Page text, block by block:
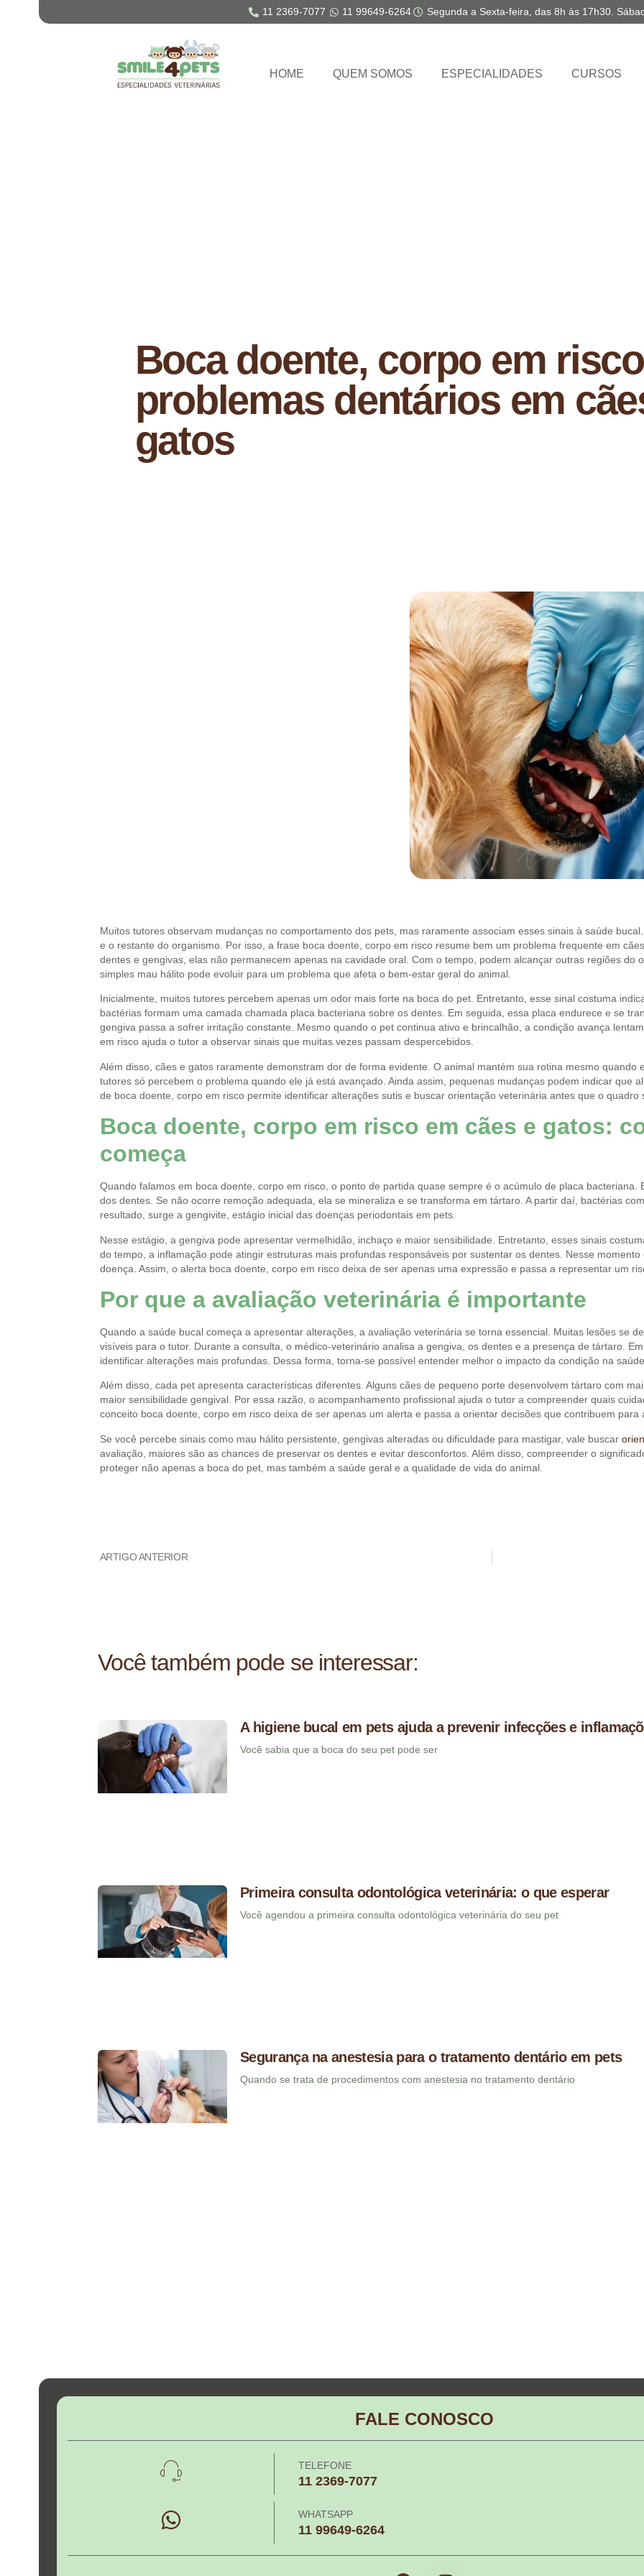
11 2369-7077 11 99649-6264 Segunda a Sexta-feira, das 8h às 17h30.
HOME QUEM SOMOS ESPECIALIDADES CURSOS
Boca doente, corpo em
problemas dentários em
gatos
Muitos tutores observam mudanças no comportamento dos pets, mas raramente associam esses sinais à saúde
e o restante do organismo. Por isso, a frase boca doente, corpo em risco resume bem um problema frequente em
dentes e gengivas, elas não permanecem apenas na cavidade oral. Com o tempo, podem alcançar outras regiões do
simples mau hálito pode evoluir para um problema que afeta o bem-estar geral do animal.
Inicialmente, muitos tutores percebem apenas um odor mais forte na boca do pet. Entretanto, esse sinal costuma
bactérias formam uma camada chamada placa bacteriana sobre os dentes. Em seguida, essa placa endurece e se
gengiva passa a sofrer irritação constante. Mesmo quando o pet continua ativo e brincalhão, a condição avança
em risco ajuda o tutor a observar sinais que muitas vezes passam despercebidos.
Além disso, cães e gatos raramente demonstram dor de forma evidente. O animal mantém sua rotina mesmo quando
tutores só percebem o problema quando ele já está avançado. Ainda assim, pequenas mudanças podem indicar que
de boca doente, corpo em risco permite identificar alterações sutis e buscar orientação veterinária antes que o quadro
Boca doente, corpo em risco em cães e gatos:
começa
Quando falamos em boca doente, corpo em risco, o ponto de partida quase sempre é o acúmulo de placa
dos dentes. Se não ocorre remoção adequada, ela se mineraliza e se transforma em tártaro. A partir daí, bactérias
resultado, surge a gengivite, estágio inicial das doenças periodontais em pets.
Nesse estágio, a gengiva pode apresentar vermelhidão, inchaço e maior sensibilidade. Entretanto, esses sinais
do tempo, a inflamação pode atingir estruturas mais profundas responsáveis por sustentar os dentes. Nesse
doença. Assim, o alerta boca doente, corpo em risco deixa de ser apenas uma expressão e passa a representar um
Por que a avaliação veterinária é importante
Quando a saúde bucal começa a apresentar alterações, a avaliação veterinária se torna essencial. Muitas lesões se
visíveis para o tutor. Durante a consulta, o médico-veterinário analisa a gengiva, os dentes e a presença de tártaro.
identificar alterações mais profundas. Dessa forma, torna-se possível entender melhor o impacto da condição na
Além disso, cada pet apresenta características diferentes. Alguns cães de pequeno porte desenvolvem tártaro com
maior sensibilidade gengival. Por essa razão, o acompanhamento profissional ajuda o tutor a compreender quais
conceito boca doente, corpo em risco deixa de ser apenas um alerta e passa a orientar decisões que contribuem para
Se você percebe sinais como mau hálito persistente, gengivas alteradas ou dificuldade para mastigar, vale buscar
avaliação, maiores são as chances de preservar os dentes e evitar desconfortos. Além disso, compreender o
proteger não apenas a boca do pet, mas também a saúde geral e a qualidade de vida do animal.
ARTIGO ANTERIOR
Você também pode se interessar:
A higiene bucal em pets ajuda a prevenir infecções e
Você sabia que a boca do seu pet pode ser
Primeira consulta odontológica veterinária: o que esperar
Você agendou a primeira consulta odontológica veterinária do seu pet
Segurança na anestesia para o tratamento dentário em pets
Quando se trata de procedimentos com anestesia no tratamento dentário
FALE CONOSCO
TELEFONE
11 2369-7077
WHATSAPP
11 99649-6264